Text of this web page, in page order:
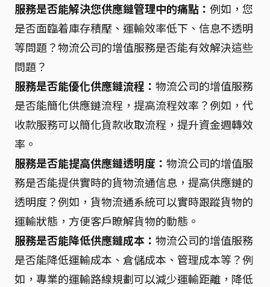
服務是否能解決您供應鏈管理中的痛點： 例如，您
是否面臨着庫存積壓、運輸效率低下、信息不透明
等問題？物流公司的增值服務是否能有效解決這些
問題？
服務是否能優化供應鏈流程： 物流公司的增值服務
是否能簡化供應鏈流程，提高流程效率？例如，代
收款服務可以簡化貨款收取流程，提升資金週轉效
率。
服務是否能提高供應鏈透明度： 物流公司的增值服
務是否能提供實時的貨物流通信息，提高供應鏈的
透明度？例如，貨物流通系統可以實時跟蹤貨物的
運輸狀態，方便客戶瞭解貨物的動態。
服務是否能降低供應鏈成本： 物流公司的增值服務
是否能降低運輸成本、倉儲成本、管理成本等？例
如，專業的運輸路線規劃可以減少運輸距離，降低